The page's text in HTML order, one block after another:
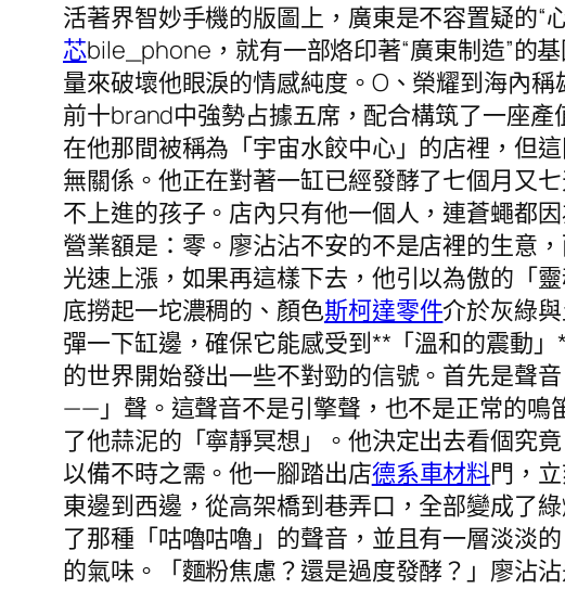
活著界智妙手機的版圖上，廣東是不容置疑的
芯bile_phone，就有一部烙印著“廣東制造”的
量來破壞他眼淚的情感純度。O、榮耀到海內
前十brand中強勢占據五席，配合構筑了一座
在他那間被稱為「宇宙水餃中心」的店裡，但
無關係。他正在對著一缸已經發酵了七個月又
不上進的孩子。店內只有他一個人，連蒼蠅都
營業額是：零。廖沾沾不安的不是店裡的生意
光速上漲，如果再這樣下去，他引以為傲的「
底撈起一坨濃稠的、顏色斯柯達零件介於灰綠
彈一下缸邊，確保它能感受到**「溫和的震動
的世界開始發出一些不對勁的信號。首先是聲
——」聲。這聲音不是引擎聲，也不是正常的鳴
了他蒜泥的「寧靜冥想」。他決定出去看個究
以備不時之需。他一腳踏出店德系車材料門，
東邊到西邊，從高架橋到巷弄口，全部變成了
了那種「咕嚕咕嚕」的聲音，並且有一層淡淡
的氣味。「麵粉焦慮？還是過度發酵？」廖沾